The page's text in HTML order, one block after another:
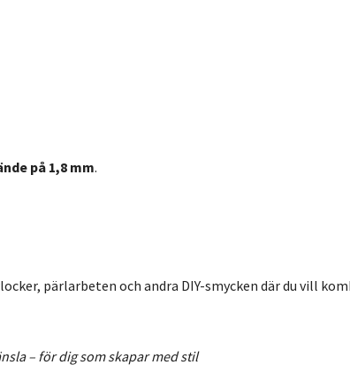
på 1,8 mm.
pärlarbeten och andra DIY-smycken där du vill
– för dig som skapar med stil